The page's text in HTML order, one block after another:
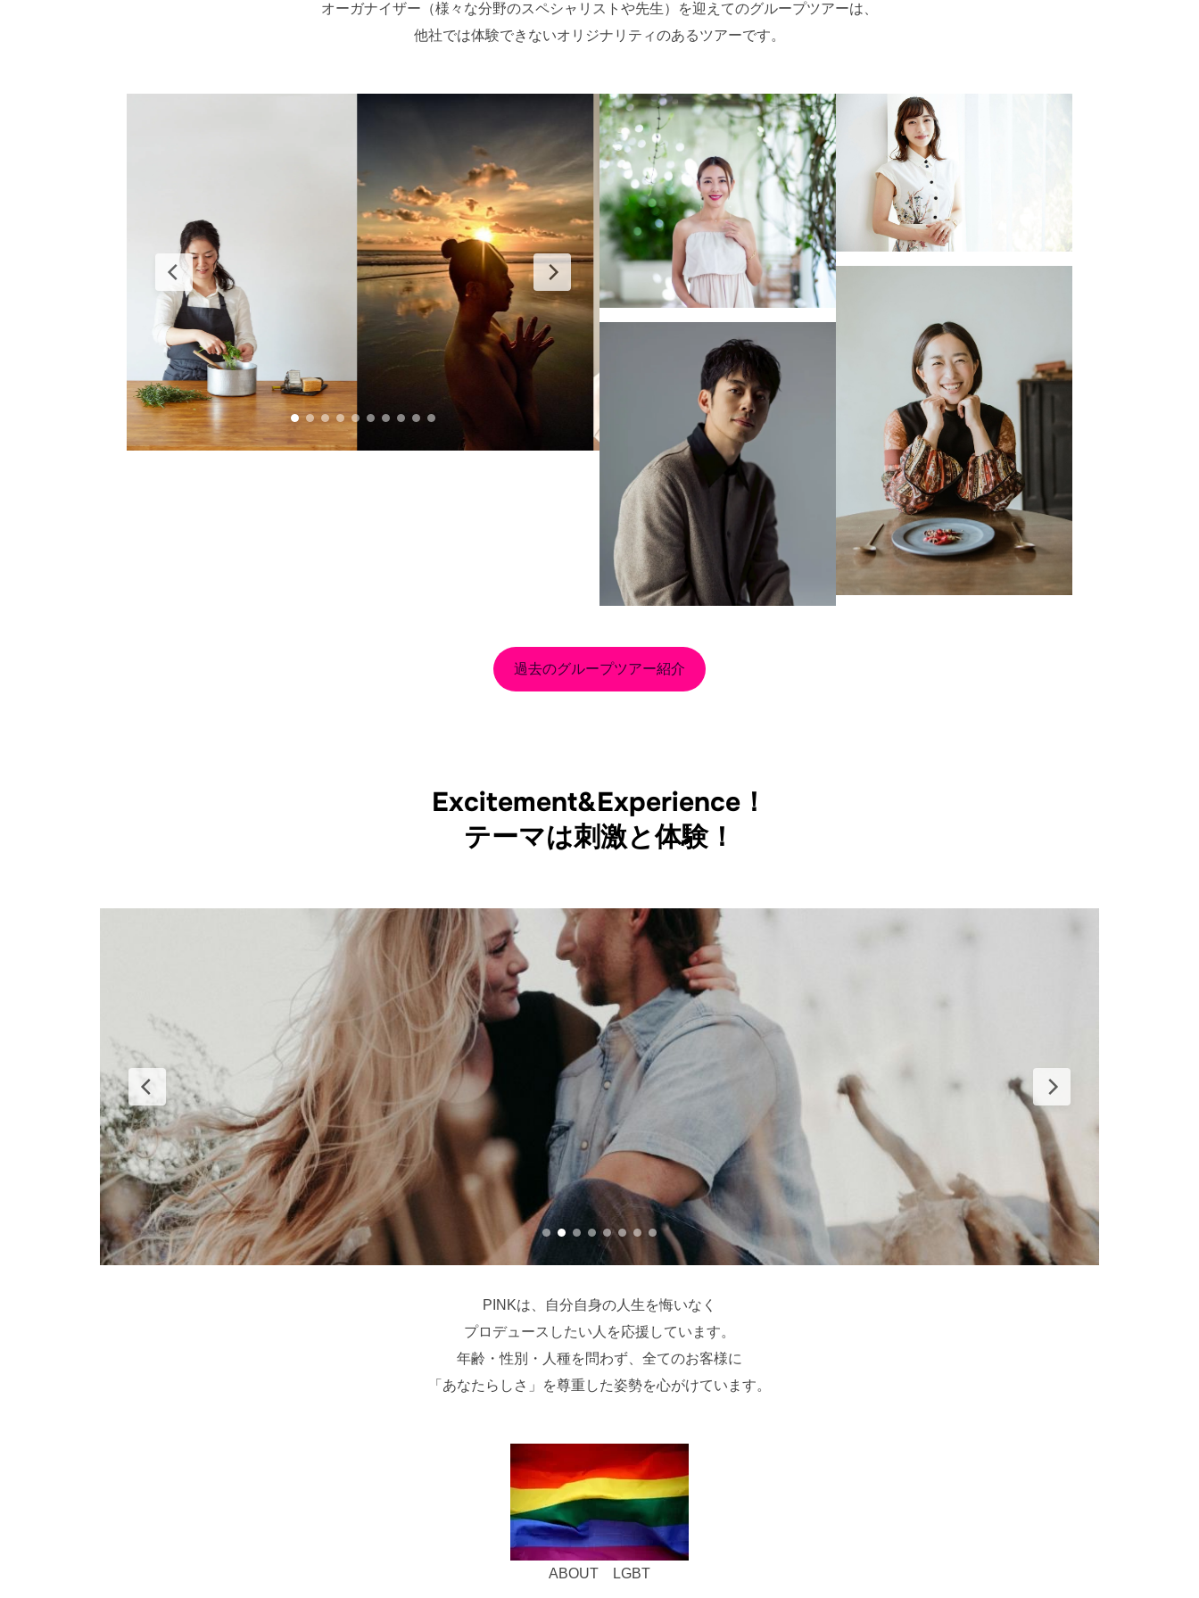
オーガナイザー（様々な分野のスペシャリストや先生）を迎えてのグループツアーは、
他社では体験できないオリジナリティのあるツアーです。
過去のグループツアー紹介
Excitement&Experience！
テーマは刺激と体験！
PINKは、自分自身の人生を悔いなく
プロデュースしたい人を応援しています。
年齢・性別・人種を問わず、全てのお客様に
「あなたらしさ」を尊重した姿勢を心がけています。
ABOUT LGBT